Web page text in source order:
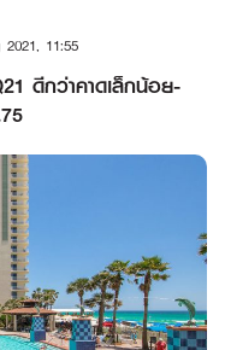
11:55
ดีกว่าคาดเล็กน้อย-